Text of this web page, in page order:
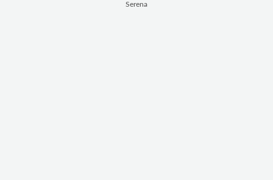
Serena